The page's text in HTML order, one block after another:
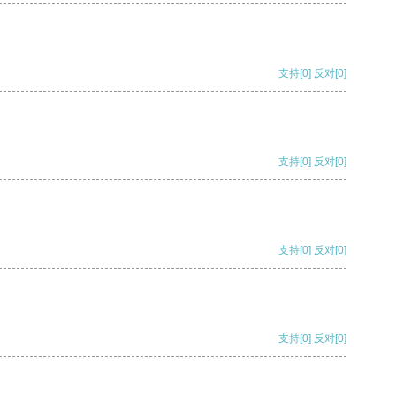
支持[0] 反对[0]
支持[0] 反对[0]
支持[0] 反对[0]
支持[0] 反对[0]